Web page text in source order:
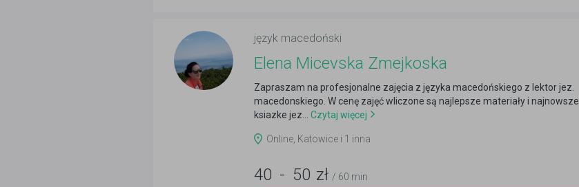
język macedoński
Elena Micevska Zmejkoska
Zapraszam na profesjonalne zajęcia z języka macedońskiego z lektor jez.
macedonskiego. W cenę zajęć wliczone są najlepsze materiały i najnowsze
ksiazke jez...
Czytaj więcej
Online, Katowice i 1 inna
40 - 50 zł / 60 min